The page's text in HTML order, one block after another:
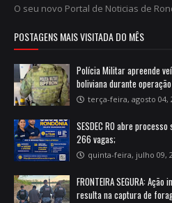
O seu novo Portal de Noticias de
POSTAGENS MAIS VISITADA DO MÊS
Polícia Militar apreende
boliviana durante
terça-feira, agosto 04,
SESDEC RO abre
266 vagas;
quinta-feira, julho 09,
FRONTEIRA SEGURA:
resulta na captura de